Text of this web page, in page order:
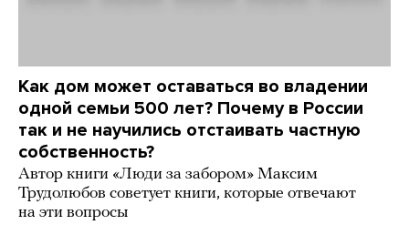
Как дом может оставаться во владении
одной семьи 500 лет? Почему в России
так и не научились отстаивать частную
собственность?
Автор книги «Люди за забором» Максим
Трудолюбов советует книги, которые отвечают
на эти вопросы